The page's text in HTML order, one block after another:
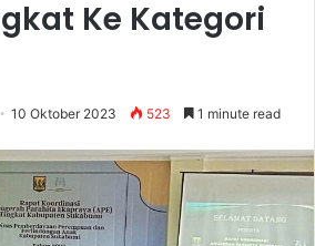
Ke Kategori
10 Oktober 2023 523 1 minute read